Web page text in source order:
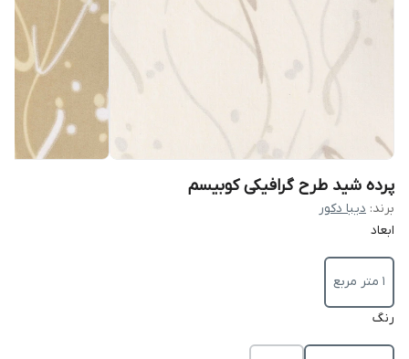
پرده شید طرح گرافیکی کوبیسم
برند: دیبا دکور
ابعاد
1 متر مربع
رنگ